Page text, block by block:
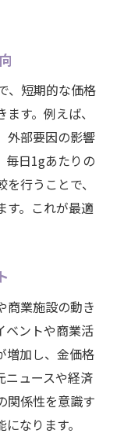
産運用
える
材料
ポイント
コツ
形成へ
ト解説
収集法
ント
知識
底分析
ング比較
情報源
イント
を解説
、短期的な価格
す。例えば、
外部要因の影響
毎日1gあたりの
行うことで、
す。これが最適
商業施設の動き
ベントや商業活
増加し、金価格
ニュースや経済
関係性を意識す
なります。